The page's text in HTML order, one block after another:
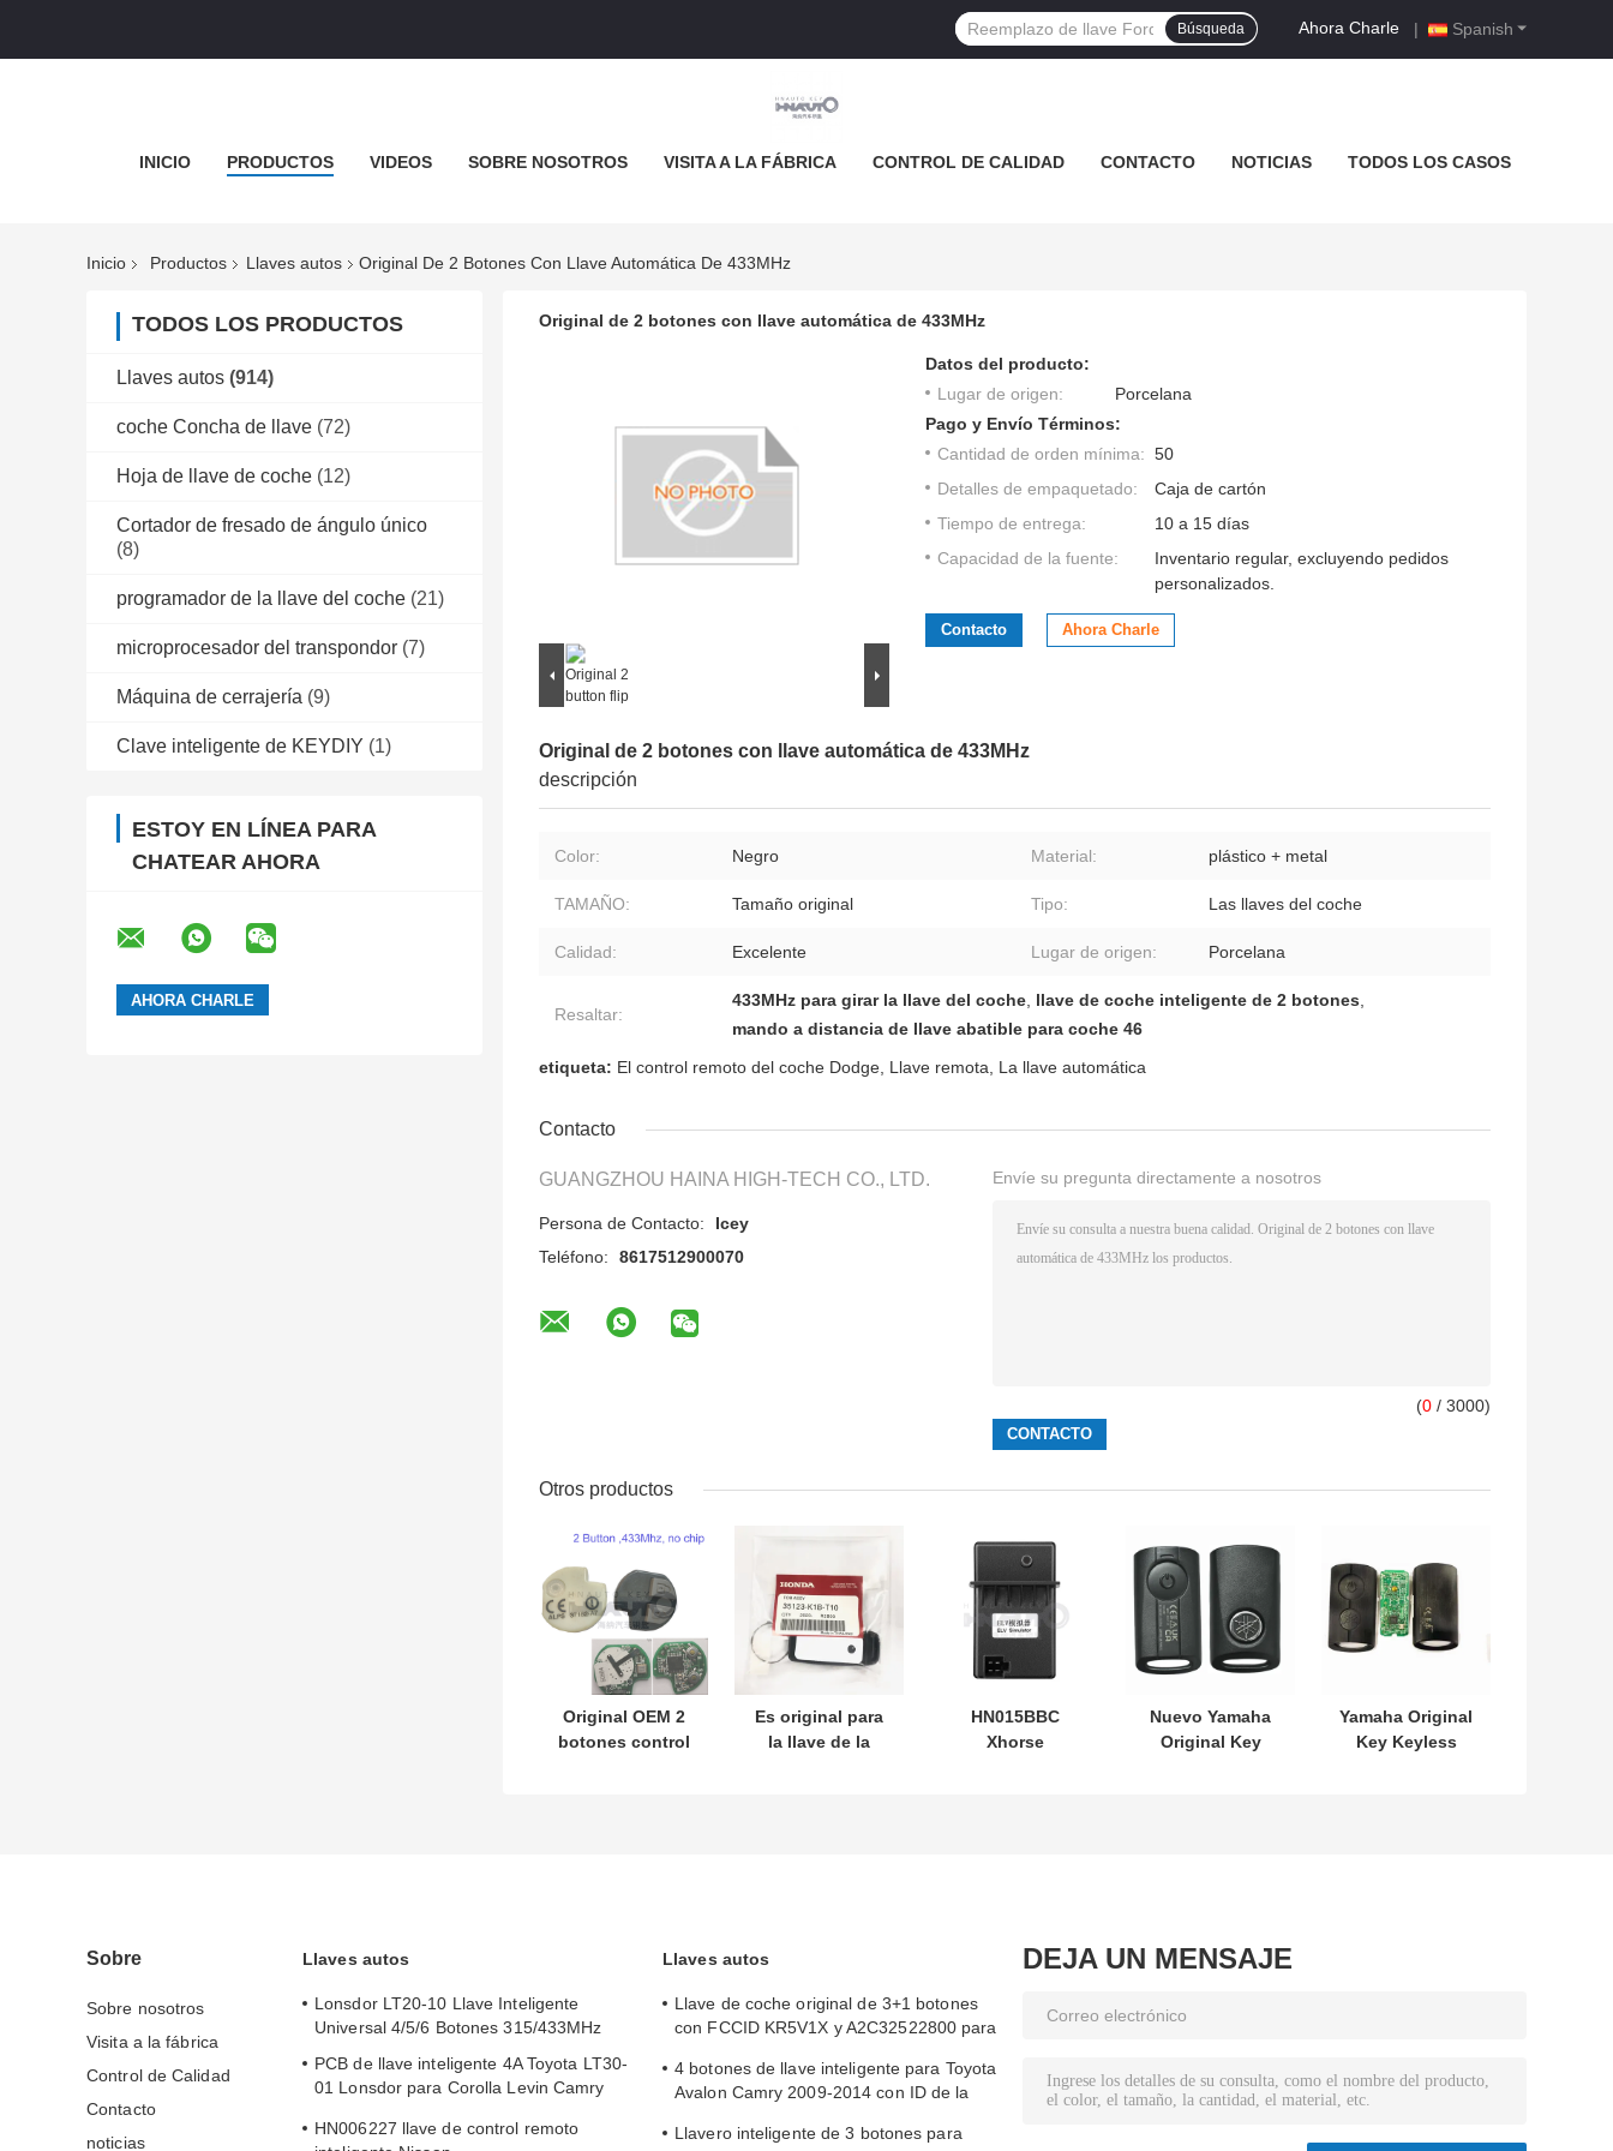
Spanish
Ahora Charle |
Búsqueda
INICIO PRODUCTOS VIDEOS SOBRE NOSOTROS VISITA A LA FÁBRICA CONTROL DE CALIDAD CONTACTO NOTICIAS TODOS LOS CASOS
Inicio Productos Llaves autos Original De 2 Botones Con Llave Automática De 433MHz
TODOS LOS PRODUCTOS
Llaves autos (914)
coche Concha de llave (72)
Hoja de llave de coche (12)
Cortador de fresado de ángulo único
(8)
programador de la llave del coche (21)
microprocesador del transpondor (7)
Máquina de cerrajería (9)
Clave inteligente de KEYDIY (1)
ESTOY EN LÍNEA PARA
CHATEAR AHORA
Original de 2 botones con llave automática de 433MHz
Datos del producto:
Lugar de origen:
Porcelana
Pago y Envío Términos:
Cantidad de orden mínima: 50
Detalles de empaquetado:
Caja de cartón
Tiempo de entrega:
10 a 15 días
Capacidad de la fuente:
Inventario regular, excluyendo pedidos
personalizados.
Contacto Ahora Charle
Original de 2 botones con llave automática de 433MHz
descripción
Color: Negro Material: plástico + metal
TAMAÑO: Tamaño original Tipo: Las llaves del coche
Calidad: Excelente Lugar de origen: Porcelana
Resaltar:
433MHz para girar la llave del coche, llave de coche inteligente de 2 botones,
mando a distancia de llave abatible para coche 46
etiqueta: El control remoto del coche Dodge, Llave remota, La llave automática
Contacto
GUANGZHOU HAINA HIGH-TECH CO., LTD.
Persona de Contacto:
Icey
Teléfono:
8617512900070
Envíe su pregunta directamente a nosotros
(0 / 3000)
Otros productos
Original OEM 2
botones control
Es original para
la llave de la
HN015BBC
Xhorse
Nuevo Yamaha
Original Key
Yamaha Original
Key Keyless
Sobre
Sobre nosotros
Visita a la fábrica
Control de Calidad
Contacto
noticias
Llaves autos
Lonsdor LT20-10 Llave Inteligente
Universal 4/5/6 Botones 315/433MHz
PCB de llave inteligente 4A Toyota LT30-
01 Lonsdor para Corolla Levin Camry
HN006227 llave de control remoto
Llaves autos
Llave de coche original de 3+1 botones
con FCCID KR5V1X y A2C32522800 para
4 botones de llave inteligente para Toyota
Avalon Camry 2009-2014 con ID de la
Llavero inteligente de 3 botones para
DEJA UN MENSAJE